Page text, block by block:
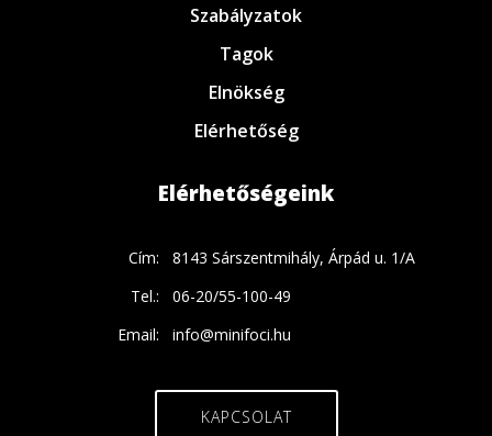
Szabályzatok
Tagok
Elnökség
Elérhetőség
Elérhetőségeink
Cím:
8143 Sárszentmihály, Árpád u. 1/A
Tel.:
06-20/55-100-49
Email:
info@minifoci.hu
KAPCSOLAT